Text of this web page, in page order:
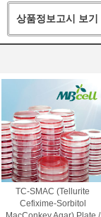
상품정보고시 보기
TC-SMAC (Tellurite
Cefixime-Sorbitol